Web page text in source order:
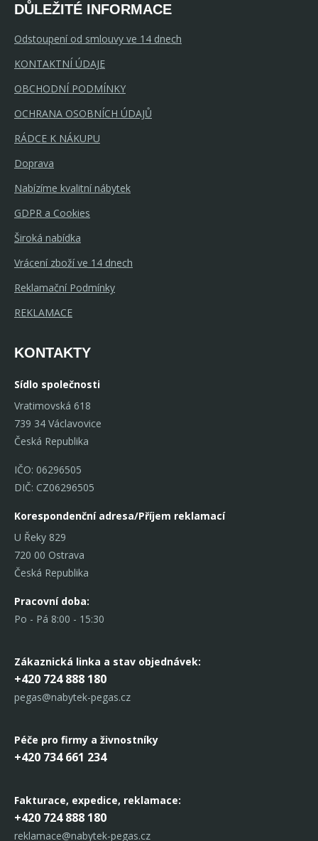
DŮLEŽITÉ INFORMACE
Odstoupení od smlouvy ve 14 dnech
KONTAKTNÍ ÚDAJE
OBCHODNÍ PODMÍNKY
OCHRANA OSOBNÍCH ÚDAJŮ
RÁDCE K NÁKUPU
Doprava
Nabízíme kvalitní nábytek
GDPR a Cookies
Široká nabídka
Vrácení zboží ve 14 dnech
Reklamační Podmínky
REKLAMACE
KONTAKTY
Sídlo společnosti
Vratimovská 618
739 34 Václavovice
Česká Republika
IČO: 06296505
DIČ: CZ06296505
Korespondenční adresa/Příjem reklamací
U Řeky 829
720 00 Ostrava
Česká Republika
Pracovní doba:
Po - Pá 8:00 - 15:30
Zákaznická linka a stav objednávek:
+420 724 888 180
pegas@nabytek-pegas.cz
Péče pro firmy a živnostníky
+420 734 661 234
Fakturace, expedice, reklamace:
+420 724 888 180
reklamace@nabytek-pegas.cz